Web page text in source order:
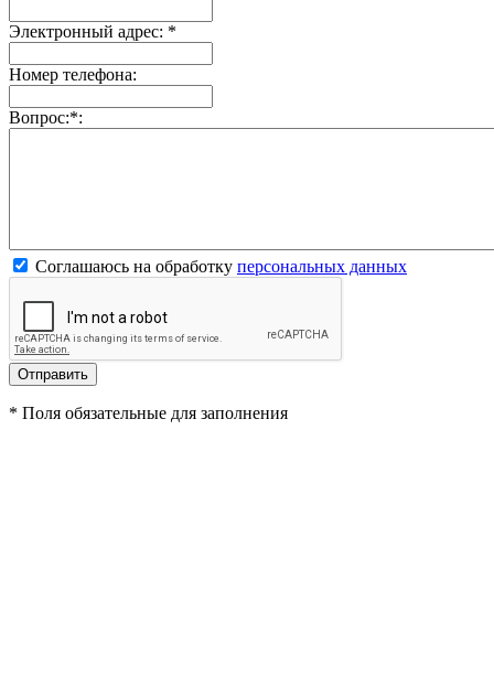
Электронный адрес: *
Номер телефона:
Вопрос:*:
Соглашаюсь на обработку персональных данных
* Поля обязательные для заполнения